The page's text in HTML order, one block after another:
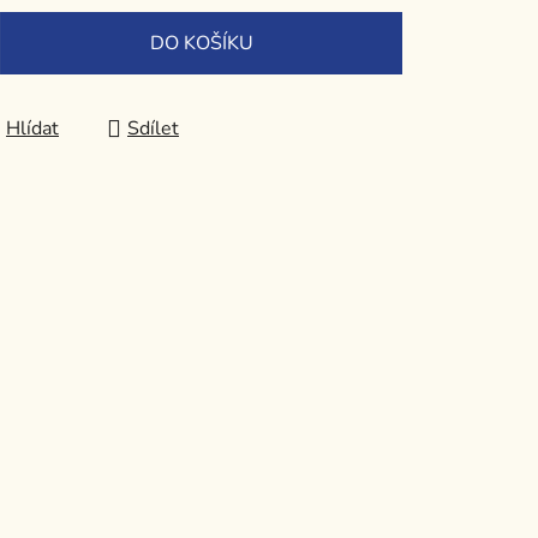
DO KOŠÍKU
Hlídat Sdílet